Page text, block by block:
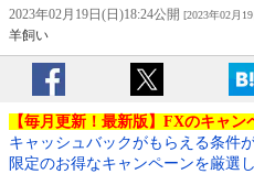
2023年02月19日(日)18:24公開 [2023年02月
羊飼い
【毎月更新！最新版】FXのキャン
キャッシュバックがもらえる条件
限定のお得なキャンペーンを厳選し